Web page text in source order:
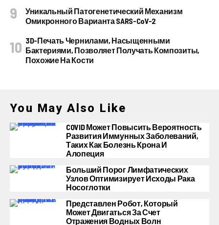
Уникальный Патогенетический Механизм
Омикронного Варианта SARS-CoV-2
3D-Печать Чернилами, Насыщенными
Бактериями, Позволяет Получать Композиты,
Похожие На Кости
You May Also Like
COVID Может Повысить Вероятность
Развития Иммунных Заболеваний,
Таких Как Болезнь Крона И
Алопеция
Больший Порог Лимфатических
Узлов Оптимизирует Исходы Рака
Носоглотки
Представлен Робот, Который
Может Двигаться За Счет
Отражения Водных Волн